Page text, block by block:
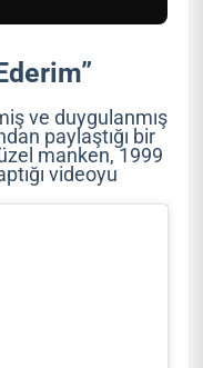
ve duygulanmış
paylaştığı bir
manken, 1999
videoyu